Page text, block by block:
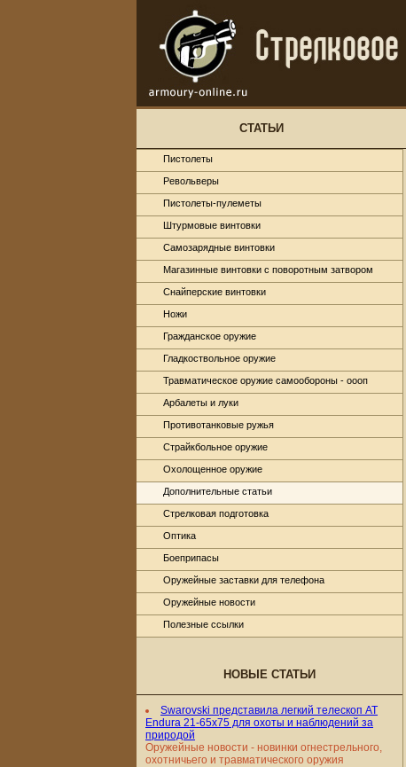
СТАТЬИ
Пистолеты
Револьверы
Пистолеты-пулеметы
Штурмовые винтовки
Самозарядные винтовки
Магазинные винтовки с поворотным затвором
Снайперские винтовки
Ножи
Гражданское оружие
Гладкоствольное оружие
Травматическое оружие самообороны - оооп
Арбалеты и луки
Противотанковые ружья
Страйкбольное оружие
Охолощенное оружие
Дополнительные статьи
Стрелковая подготовка
Оптика
Боеприпасы
Оружейные заставки для телефона
Оружейные новости
Полезные ссылки
НОВЫЕ СТАТЬИ
Swarovski представила легкий телескоп AT
Endura 21-65x75 для охоты и наблюдений за
природой
Оружейные новости - новинки огнестрельного,
охотничьего и травматического оружия